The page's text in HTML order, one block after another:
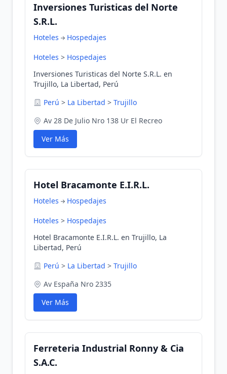
Inversiones Turisticas del Norte
S.R.L.
Hoteles Hospedajes
Hoteles > Hospedajes
Inversiones Turisticas del Norte S.R.L. en
Trujillo, La Libertad, Perú
Perú > La Libertad > Trujillo
Av 28 De Julio Nro 138 Ur El Recreo
Ver Más
Hotel Bracamonte E.I.R.L.
Hoteles Hospedajes
Hoteles > Hospedajes
Hotel Bracamonte E.I.R.L. en Trujillo, La
Libertad, Perú
Perú > La Libertad > Trujillo
Av España Nro 2335
Ver Más
Ferreteria Industrial Ronny & Cia
S.A.C.